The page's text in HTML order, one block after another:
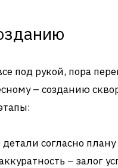
под рукой, пора
– созданию
согласно
– залог